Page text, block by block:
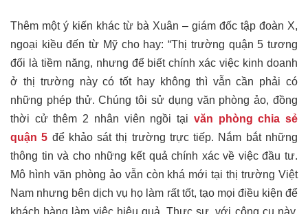
Thêm một ý kiến khác từ bà Xuân – giám đốc tập đoàn X,
ngoại kiều đến từ Mỹ cho hay: “Thị trường quận 5 tương
đối là tiềm năng, nhưng để biết chính xác việc kinh doanh
ở thị trường này có tốt hay không thì vẫn cần phải có
những phép thử. Chúng tôi sử dụng văn phòng ảo, đồng
thời cử thêm 2 nhân viên ngồi tại văn phòng chia sẻ
quận 5 để khảo sát thị trường trực tiếp. Nắm bắt những
thông tin và cho những kết quả chính xác về việc đầu tư.
Mô hình văn phòng ảo vẫn còn khá mới tại thị trường Việt
Nam nhưng bên dịch vụ họ làm rất tốt, tạo mọi điều kiện để
khách hàng làm việc hiệu quả. Thực sự, với công cụ này,